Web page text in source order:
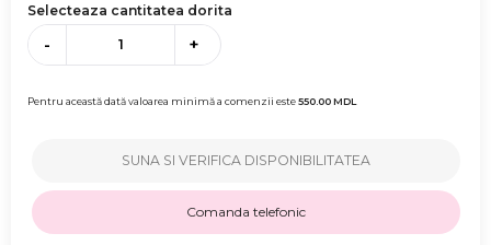
Selecteaza cantitatea dorita
- +
Pentru această dată valoarea minimă a comenzii este550.00MDL
SUNA SI VERIFICA DISPONIBILITATEA
Comanda telefonic